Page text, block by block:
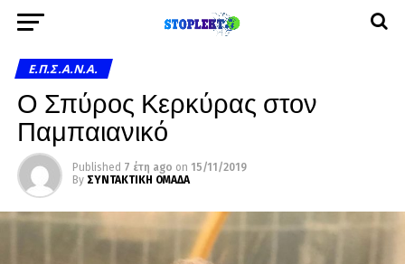
Ε.Π.Σ.Α.Ν.Α.
Ο Σπύρος Κερκύρας στον
Παμπαιανικό
Published 7 έτη ago on 15/11/2019
By ΣΥΝΤΑΚΤΙΚΗ ΟΜΑΔΑ